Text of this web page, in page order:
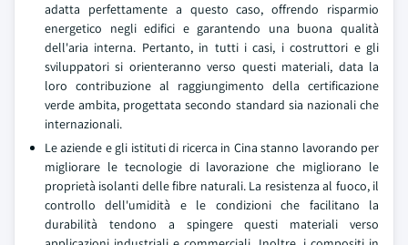
adatta perfettamente a questo caso, offrendo risparmio
energetico negli edifici e garantendo una buona qualità
dell'aria interna. Pertanto, in tutti i casi, i costruttori e gli
sviluppatori si orienteranno verso questi materiali, data la
loro contribuzione al raggiungimento della certificazione
verde ambita, progettata secondo standard sia nazionali che
internazionali.
Le aziende e gli istituti di ricerca in Cina stanno lavorando per
migliorare le tecnologie di lavorazione che migliorano le
proprietà isolanti delle fibre naturali. La resistenza al fuoco, il
controllo dell'umidità e le condizioni che facilitano la
durabilità tendono a spingere questi materiali verso